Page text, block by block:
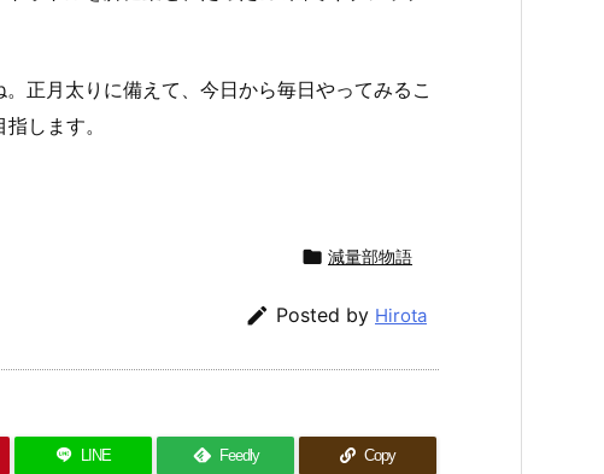
正月太りに備えて、今日から毎日やってみるこ
します。
 減量部物語
 Posted by Hirota
LINE Feedly Copy